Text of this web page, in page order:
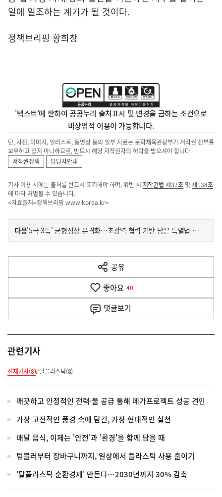
일에 일조하는 계기가 될 것이다.
정책브리핑 황희창
'텍스트'에 한하여 공공누리 출처표시 및 변경을 금하는 조건으로
비상업적 이용이 가능합니다.
단, 사진, 이미지, 일러스트, 동영상 등의 일부 자료는 문화체육관광부가 저작권 전부를
보유하고 있지 아니하므로, 반드시 해당 저작권자의 허락을 받으셔야 합니다.
저작권정책
담당자안내
기사 이용 시에는 출처를 반드시 표기해야 하며, 위반 시 저작권법 제37조 및제138조
에 따라 처벌될 수 있습니다.
<자료출처=정책브리핑 www.korea.kr>
이
전
다
음
다음기
사
'5극 3특' 균형성장 본격화…초광역 협력 기반 담은 특별법 국회 통과
공유
열
기
좋아요 40
댓글보기
관련기사
전체기사(8)#탈플라스틱(8)
깨끗하고 안정적인 전력·물 공급 통해 메가프로젝트 성공 견인
가장 고전적인 풍경 속에 담긴, 가장 현대적인 실천
배달 음식, 이제는 '안전'과 '환경'을 함께 담을 때
텀블러부터 장바구니까지, 일상에서 플라스틱 사용 줄이기
'탈플라스틱 순환경제' 만든다…2030년까지 30% 감축